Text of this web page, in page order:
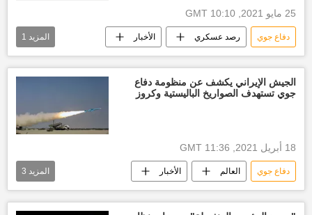
25 مايو 2021, 10:10 GMT
دفاع جوي رصد عسكري الأخبار
روسيا
المزيد 1
الجيش الإيراني يكشف عن منظومة دفاع
جوي تستهدف الصواريخ الباليستية وكروز
18 أبريل 2021, 11:36 GMT
دفاع جوي العالم الأخبار
رصد عسكري أخبار إيران كروز
المزيد 3